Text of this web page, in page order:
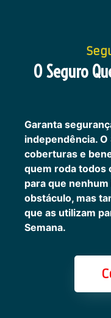
O Seguro
Garanta
independência.
coberturas e
quem roda todos
para que
obstáculo, mas
que as utilizam
Semana.